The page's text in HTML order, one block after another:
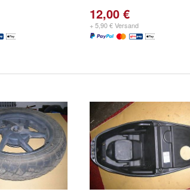
12,00 €
+ 5,90 € Versand